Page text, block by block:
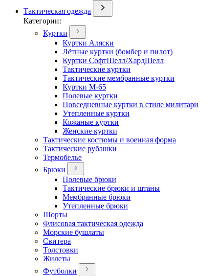
Тактическая одежда
Категории:
Куртки
Куртки Аляски
Лётные куртки (бомбер и пилот)
Куртки СофтШелл/ХардШелл
Тактические куртки
Тактические мембранные куртки
Куртки М-65
Полевые куртки
Повседневные куртки в стиле милитари
Утепленные куртки
Кожаные куртки
Женские куртки
Тактические костюмы и военная форма
Тактические рубашки
Термобелье
Брюки
Полевые брюки
Тактические брюки и штаны
Мембранные брюки
Утепленные брюки
Шорты
Флисовая тактическая одежда
Морские бушлаты
Свитера
Толстовки
Жилеты
Футболки